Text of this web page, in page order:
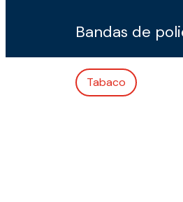
Bandas de
Tabaco